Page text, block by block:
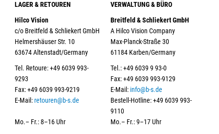
LAGER & RETOUREN
Hilco Vision
c/o Breitfeld & Schliekert GmbH
Helmershäuser Str. 10
63674 Altenstadt/Germany
Tel. Retoure: +49 6039 993-
9293
Fax: +49 6039 993-9219
E-Mail:retouren@b-s.de
Mo.– Fr.: 8–16 Uhr
VERWALTUNG & BÜRO
Breitfeld & Schliekert GmbH
A Hilco Vision Company
Max-Planck-Straße 30
61184 Karben/Germany
Tel.: +49 6039 9 93-0
Fax: +49 6039 993-9129
E-Mail: info@b-s.de
Bestell-Hotline: +49 6039 993-
9110
Mo.– Fr.: 9–17 Uhr